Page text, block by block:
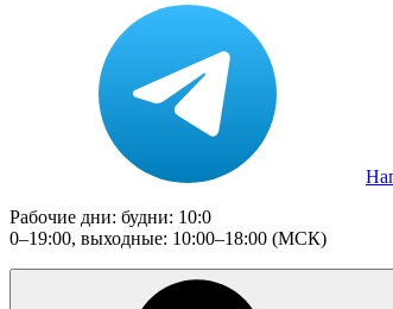
Рабочие дни: будни: 10:0
0–19:00, выходные: 10:00–18:00 (МСК)